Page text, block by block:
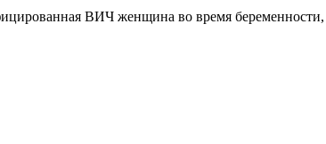
ВИЧ женщина во время беременности,